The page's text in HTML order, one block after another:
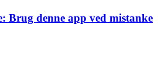
Brug denne app ved mistanke